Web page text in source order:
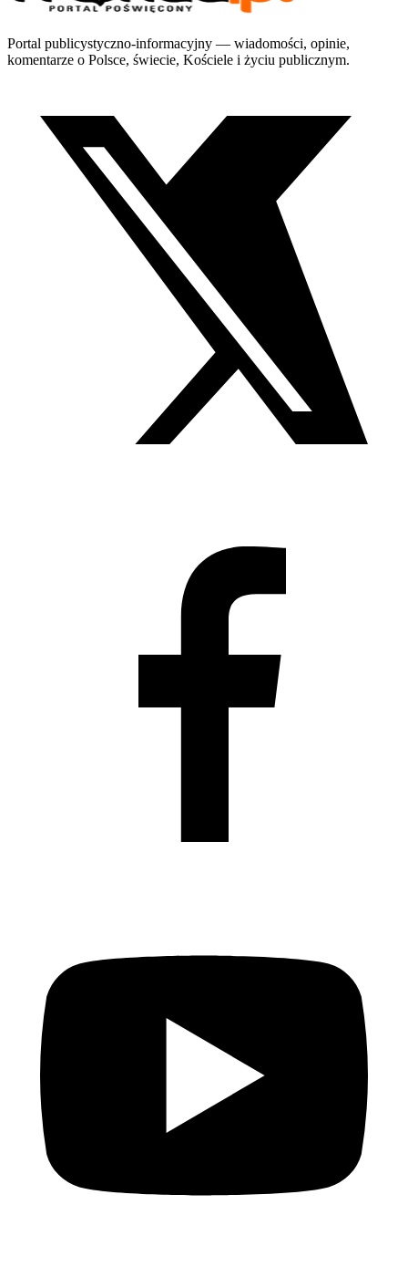
Portal publicystyczno-informacyjny — wiadomości, opinie,
komentarze o Polsce, świecie, Kościele i życiu publicznym.